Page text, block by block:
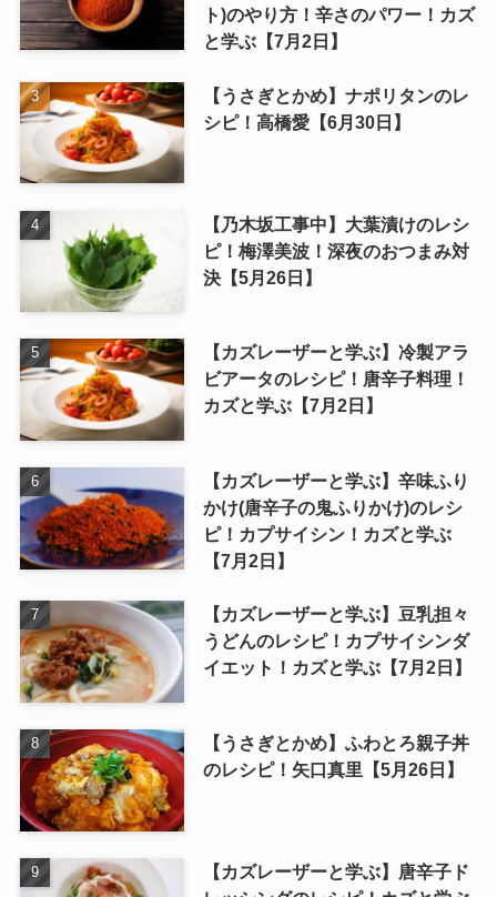
ト)のやり方！辛さのパワー！カズ
と学ぶ【7月2日】
【うさぎとかめ】ナポリタンのレ
シピ！高橋愛【6月30日】
【乃木坂工事中】大葉漬けのレシ
ピ！梅澤美波！深夜のおつまみ対
決【5月26日】
【カズレーザーと学ぶ】冷製アラ
ビアータのレシピ！唐辛子料理！
カズと学ぶ【7月2日】
【カズレーザーと学ぶ】辛味ふり
かけ(唐辛子の鬼ふりかけ)のレシ
ピ！カプサイシン！カズと学ぶ
【7月2日】
【カズレーザーと学ぶ】豆乳担々
うどんのレシピ！カプサイシンダ
イエット！カズと学ぶ【7月2日】
【うさぎとかめ】ふわとろ親子丼
のレシピ！矢口真里【5月26日】
【カズレーザーと学ぶ】唐辛子ド